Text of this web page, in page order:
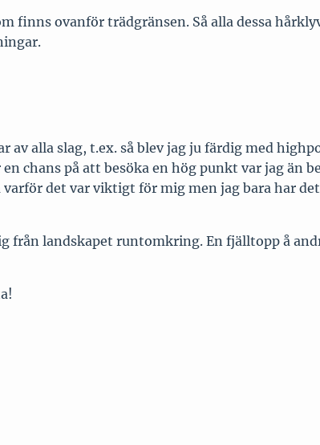
finns ovanför trädgränsen. Så alla dessa
alla slag, t.ex. så blev jag ju färdig med
chans på att besöka en hög punkt var jag än
det var viktigt för mig men jag bara har
från landskapet runtomkring. En fjälltopp å